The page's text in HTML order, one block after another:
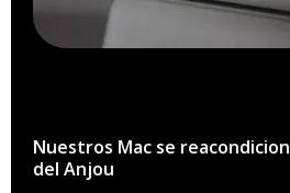
Nuestros Mac se
del Anjou